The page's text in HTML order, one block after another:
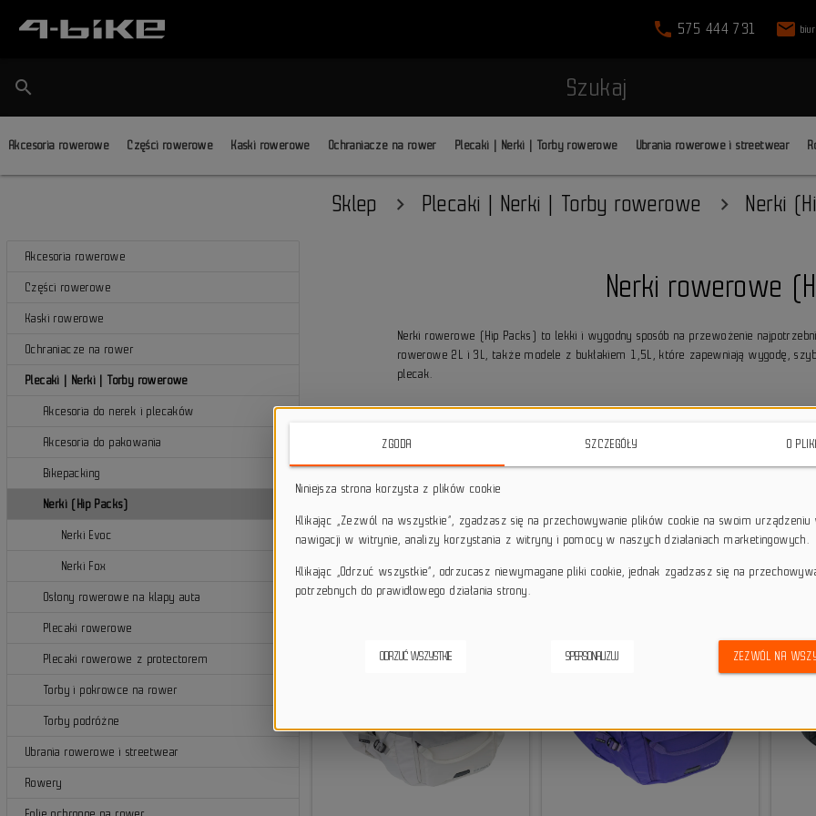
phone 575 444 731 mail
search Szukaj
Akcesoria rowerowe Części rowerowe Kaski rowerowe Ochraniacze na rower Plecaki | Nerki | Torby rowerowe Ubrania rowerowe i streetwear
Sklep Plecaki | Nerki | Torby rowerowe Nerki
Akcesoria rowerowe
Części rowerowe
Kaski rowerowe
Ochraniacze na rower
Plecaki | Nerki | Torby rowerowe
Akcesoria do nerek i plecaków
Akcesoria do pakowania
Bikepacking
Nerki (Hip Packs)
Nerki Evoc
Nerki Fox
Osłony rowerowe na klapy auta
Plecaki rowerowe
Plecaki rowerowe z protectorem
Torby i pokrowce na rower
Torby podróżne
Ubrania rowerowe i streetwear
Rowery
Nerki rowerowe
Nerki rowerowe (Hip Packs) to lekki i wygodny sposób na przewożenie
rowerowe 2L i 3L, także modele z bukłakiem 1,5L, które zapewniają wygodę,
plecak.
Nerki EVOCto praktyczne hip packi rowerowe stworzone z
przejazdach bez klasycznego plecaka. W ofercie
telefon, narzędzia, przekąski, bukłak lub bidon, zachowując
wybór dla riderów, którzy chcą mieć najważniejsze
bikeparku i szybkich
-8,02%
ZGODA SZCZEGÓŁY O
Niniejsza strona korzysta z plików cookie
Klikając „Zezwól na wszystkie”, zgadzasz się na przechowywanie plików cookie na swoim urządzeniu
nawigacji w witrynie, analizy korzystania z witryny i pomocy w naszych działaniach marketingowych.
Klikając „Odrzuć wszystkie”, odrzucasz niewymagane pliki cookie, jednak zgadzasz się na
potrzebnych do prawidłowego działania strony.
ODRZUĆ WSZYSTKIE SPERSONALIZUJ ZEZWÓL NA